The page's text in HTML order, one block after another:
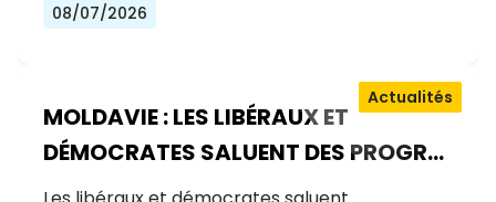
08/07/2026
MOLDAVIE : LES LIBÉRAUX ET
DÉMOCRATES SALUENT DES PROGRÈS
EXCEPTIONNELS SUR LA VOIE DE
Actualités